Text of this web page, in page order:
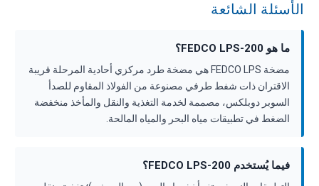
الأسئلة الشائعة
ما هو FEDCO LPS-200؟
مضخة FEDCO LPS هي مضخة طرد مركزي أحادية المرحلة قريبة
الاقتران ذات شفط طرفي مصنوعة من الفولاذ المقاوم للصدأ
السوبر دوبلكس، مصممة لخدمة التغذية والنقل والمأخذ منخفضة
الضغط في تطبيقات مياه البحر والمياه المالحة.
فيما يُستخدم FEDCO LPS-200؟